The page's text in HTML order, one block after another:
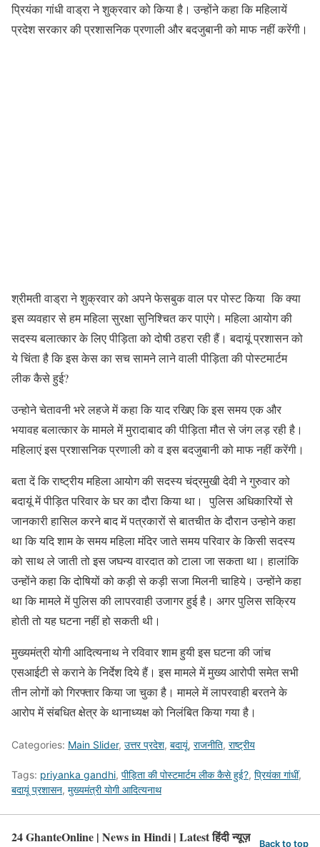
प्रियंका गांधी वाड्रा ने शुक्रवार को किया है। उन्होंने कहा कि महिलायें
प्रदेश सरकार की प्रशासनिक प्रणाली और बदजुबानी को माफ नहीं करेंगी।
श्रीमती वाड्रा ने शुक्रवार को अपने फेसबुक वाल पर पोस्ट किया कि क्या
इस व्यवहार से हम महिला सुरक्षा सुनिश्चित कर पाएंगे। महिला आयोग की
सदस्य बलात्कार के लिए पीड़िता को दोषी ठहरा रही हैं। बदायूं प्रशासन को
ये चिंता है कि इस केस का सच सामने लाने वाली पीड़िता की पोस्टमार्टम
लीक कैसे हुई?
उन्होने चेतावनी भरे लहजे में कहा कि याद रखिए कि इस समय एक और
भयावह बलात्कार के मामले में मुरादाबाद की पीड़िता मौत से जंग लड़ रही है।
महिलाएं इस प्रशासनिक प्रणाली को व इस बदजुबानी को माफ नहीं करेंगी।
बता दें कि राष्‍ट्रीय महिला आयोग की सदस्‍य चंद्रमुखी देवी ने गुरुवार को
बदायूं में पीड़ित परिवार के घर का दौरा किया था। पुलिस अधिकारियों से
जानकारी हासिल करने बाद में पत्रकारों से बातचीत के दौरान उन्होने कहा
था कि यदि शाम के समय महिला मंदिर जाते समय परिवार के किसी सदस्य
को साथ ले जाती तो इस जघन्य वारदात को टाला जा सकता था। हालांकि
उन्होंने कहा कि दोषियों को कड़ी से कड़ी सजा मिलनी चाहिये। उन्‍होंने कहा
था कि मामले में पुलिस की लापरवाही उजागर हुई है। अगर पुलिस सक्रिय
होती तो यह घटना नहीं हो सकती थी।
मुख्यमंत्री योगी आदित्यनाथ ने रविवार शाम हुयी इस घटना की जांच
एसआईटी से कराने के निर्देश दिये हैं। इस मामले में मुख्य आरोपी समेत सभी
तीन लोगों को गिरफ्तार किया जा चुका है। मामले में लापरवाही बरतने के
आरोप में संबधित क्षेत्र के थानाध्यक्ष को निलंबित किया गया है।
Categories: Main Slider, उत्तर प्रदेश, बदायूं, राजनीति, राष्ट्रीय
Tags: priyanka gandhi, पीड़िता की पोस्टमार्टम लीक कैसे हुई?, प्रियंका गांधीं,
बदायूं प्रशासन, मुख्यमंत्री योगी आदित्यनाथ
24 GhanteOnline | News in Hindi | Latest हिंदी न्यूज़ Back to top